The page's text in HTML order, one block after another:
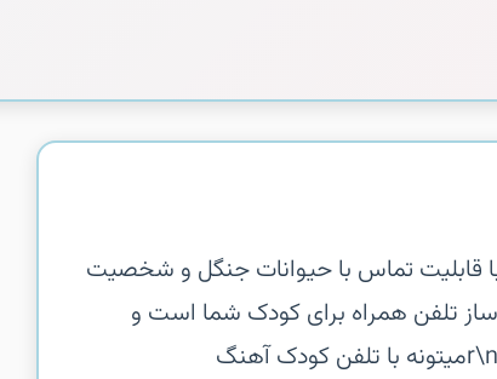
قابلیت تماس با حیوانات جنگل و شخصیت
تلفن همراه برای کودک شما است و
کودک با این بازی ؛میتونه با اعداد ۰ تا ۹ آشنا بشه\r\nمیتونه با تلفن کودک آهنگ